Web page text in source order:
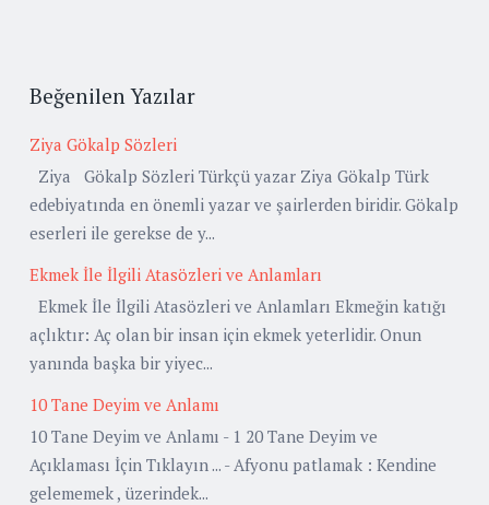
Beğenilen Yazılar
Ziya Gökalp Sözleri
Ziya Gökalp Sözleri Türkçü yazar Ziya Gökalp Türk
edebiyatında en önemli yazar ve şairlerden biridir. Gökalp
eserleri ile gerekse de y...
Ekmek İle İlgili Atasözleri ve Anlamları
Ekmek İle İlgili Atasözleri ve Anlamları Ekmeğin katığı
açlıktır: Aç olan bir insan için ekmek yeterlidir. Onun
yanında başka bir yiyec...
10 Tane Deyim ve Anlamı
10 Tane Deyim ve Anlamı - 1 20 Tane Deyim ve
Açıklaması İçin Tıklayın ... - Afyonu patlamak : Kendine
gelememek , üzerindek...